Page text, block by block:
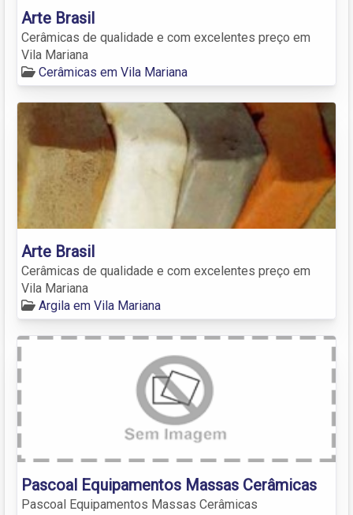
Arte Brasil
Cerâmicas de qualidade e com excelentes preço em
Vila Mariana
Cerâmicas em Vila Mariana
Arte Brasil
Cerâmicas de qualidade e com excelentes preço em
Vila Mariana
Argila em Vila Mariana
Pascoal Equipamentos Massas Cerâmicas
Pascoal Equipamentos Massas Cerâmicas